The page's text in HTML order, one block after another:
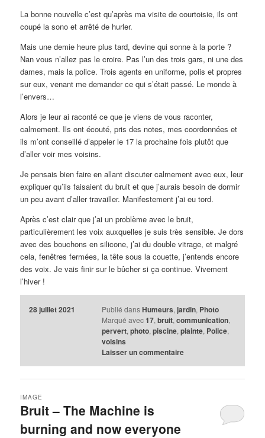
La bonne nouvelle c’est qu’après ma visite de courtoisie, ils ont
coupé la sono et arrêté de hurler.
Mais une demie heure plus tard, devine qui sonne à la porte ?
Nan vous n’allez pas le croire. Pas l’un des trois gars, ni une des
dames, mais la police. Trois agents en uniforme, polis et propres
sur eux, venant me demander ce qui s’était passé. Le monde à
l’envers…
Alors je leur ai raconté ce que je viens de vous raconter,
calmement. Ils ont écouté, pris des notes, mes coordonnées et
ils m’ont conseillé d’appeler le 17 la prochaine fois plutôt que
d’aller voir mes voisins.
Je pensais bien faire en allant discuter calmement avec eux, leur
expliquer qu’ils faisaient du bruit et que j’aurais besoin de dormir
un peu avant d’aller travailler. Manifestement j’ai eu tord.
Après c’est clair que j’ai un problème avec le bruit,
particulièrement les voix auxquelles je suis très sensible. Je dors
avec des bouchons en silicone, j’ai du double vitrage, et malgré
cela, fenêtres fermées, la tête sous la couette, j’entends encore
des voix. Je vais finir sur le bûcher si ça continue. Vivement
l’hiver !
28 juillet 2021 Publié dans Humeurs, jardin, Photo
Marqué avec 17, bruit, communication,
pervert, photo, piscine, plainte, Police,
voisins
Laisser un commentaire
Bruit – The Machine is
burning and now everyone
IMAGE